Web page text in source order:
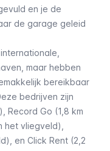
en je de
de garage geleid
maar hebben
bereikbaar
bedrijven zijn
Record Go (1,8 km
het vliegveld),
en Click Rent (2,2